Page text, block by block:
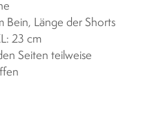
Bein, Länge der Shorts
23 cm
Seiten teilweise